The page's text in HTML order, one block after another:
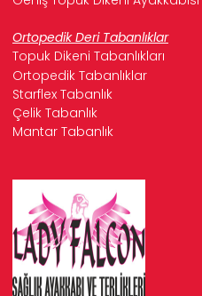
Ortopedik Deri Tabanlıklar
Topuk Dikeni Tabanlıkları
Ortopedik Tabanlıklar
Starflex Tabanlık
Çelik Tabanlık
Mantar Tabanlık